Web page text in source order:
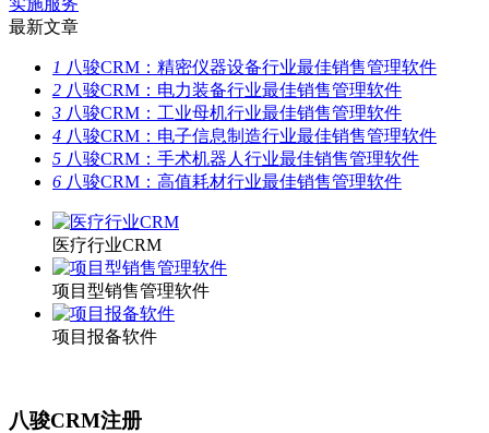
实施服务
最新文章
1 八骏CRM：精密仪器设备行业最佳销售管理软件
2 八骏CRM：电力装备行业最佳销售管理软件
3 八骏CRM：工业母机行业最佳销售管理软件
4 八骏CRM：电子信息制造行业最佳销售管理软件
5 八骏CRM：手术机器人行业最佳销售管理软件
6 八骏CRM：高值耗材行业最佳销售管理软件
医疗行业CRM
项目型销售管理软件
项目报备软件
八骏CRM注册